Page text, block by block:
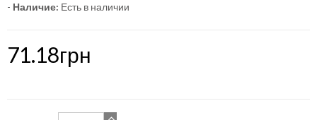
- Наличие: Есть в наличии
71.18грн